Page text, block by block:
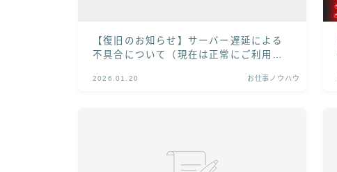
【復旧のお知らせ】サーバー遅延による
不具合について（現在は正常にご利用い
2026.01.20 お仕事ノウハウ